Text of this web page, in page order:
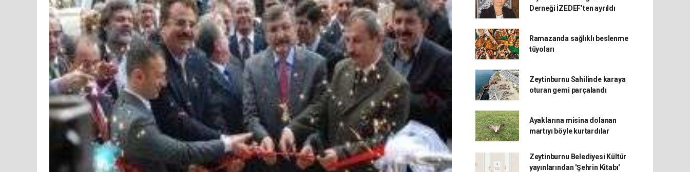
Derneği İZEDEF’ten ayrıldı
Ramazanda sağlıklı beslenme
tüyoları
Zeytinburnu Sahilinde karaya
oturan gemi parçalandı
Ayaklarına misina dolanan
martıyı böyle kurtardılar
Zeytinburnu Belediyesi Kültür
yayınlarından 'Şehrin Kitabı'